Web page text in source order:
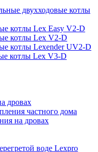
двухходовые котлы
котлы Lex Easy V2-D
котлы Lex V2-D
котлы Lexender UV2-D
котлы Lex V3-D
дровах
частного дома
на дровах
воде Lexpro